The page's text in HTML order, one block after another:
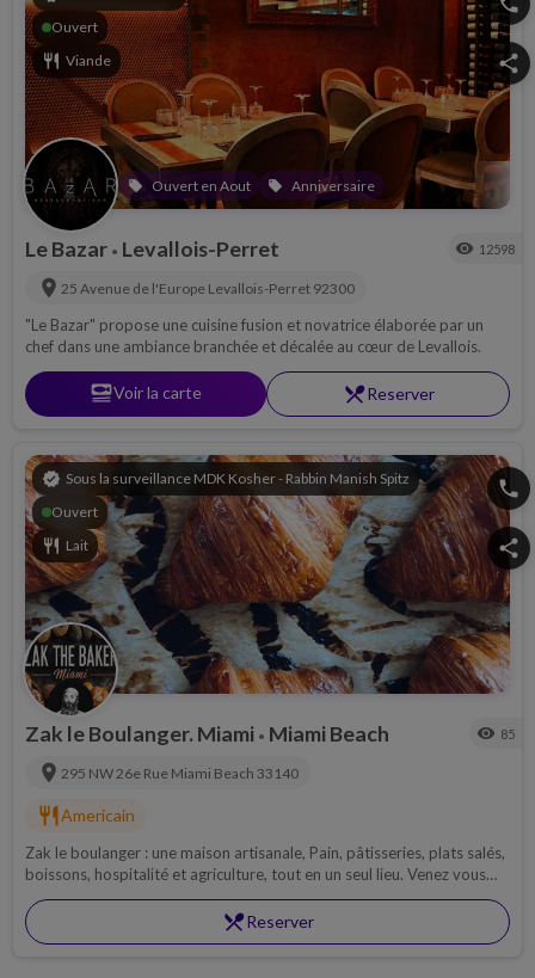
Ouvert
restaurant Viande
local_offer Ouvert en Aout local_offer Anniversaire
share
Le Bazar • Levallois-Perret visibility 12598
location_on 25 Avenue de l'Europe Levallois-Perret 92300
"Le Bazar" propose une cuisine fusion et novatrice élaborée par un
chef dans une ambiance branchée et décalée au cœur de Levallois.
set_mealVoir la carte restaurant_menuReserver
verified Sous la surveillance MDK Kosher - Rabbin Manish Spitz
Ouvert
restaurant Lait
phone
share
Zak le Boulanger. Miami • Miami Beach visibility 85
location_on 295 NW 26e Rue Miami Beach 33140
restaurant Americain
Zak le boulanger : une maison artisanale, Pain, pâtisseries, plats salés,
boissons, hospitalité et agriculture, tout en un seul lieu. Venez vous
asseoir avec nous.
restaurant_menuReserver